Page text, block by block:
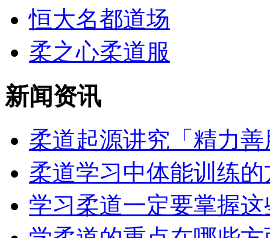
恒大名都道场
柔之心柔道服
新闻资讯
柔道起源讲究「精力善
柔道学习中体能训练的
学习柔道一定要掌握这